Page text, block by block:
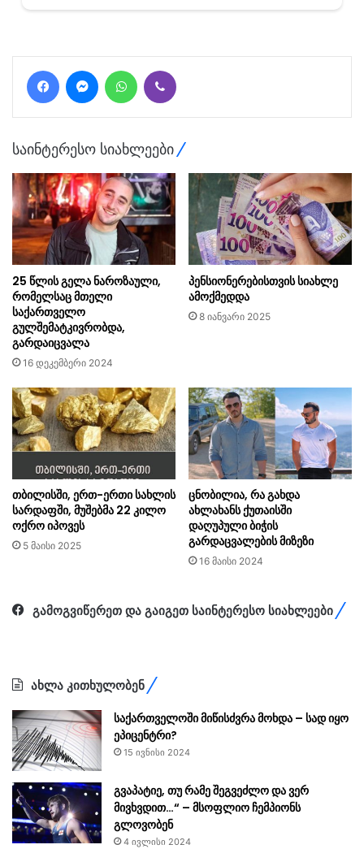
FacebookMessengerWhatsApp
საინტერესო სიახლეები
25 წლის გელა ნაროზაული,
რომელსაც მთელი
საქართველო
გულშემატკივრობდა,
გარდაიცვალა
16 დეკემბერი 2024
პენსიონერებისთვის სიახლე
ამოქმედდა
8 იანვარი 2025
თბილისში, ერთ-ერთი სახლის
სარდაფში, მუშებმა 22 კილო
ოქრო იპოვეს
5 მაისი 2025
ცნობილია, რა გახდა
ახლახანს ქუთაისში
დაღუპული ბიჭის
გარდაცვალების მიზეზი
16 მაისი 2024
გამოგვიწერეთ და გაიგეთ საინტერესო სიახლეები
ახლა კითხულობენ
საქართველოში მიწისძვრა მოხდა – სად იყო
ეპიცენტრი?
15 ივნისი 2024
გვაპატიე, თუ რამე შეგვეძლო და ვერ
მივხვდით…“ – მსოფლიო ჩემპიონს
გლოვობენ
4 ივლისი 2024